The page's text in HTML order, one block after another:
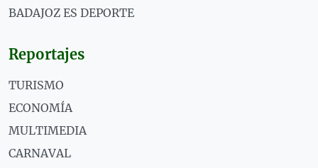
BADAJOZ ES DEPORTE
Reportajes
TURISMO
ECONOMÍA
MULTIMEDIA
CARNAVAL